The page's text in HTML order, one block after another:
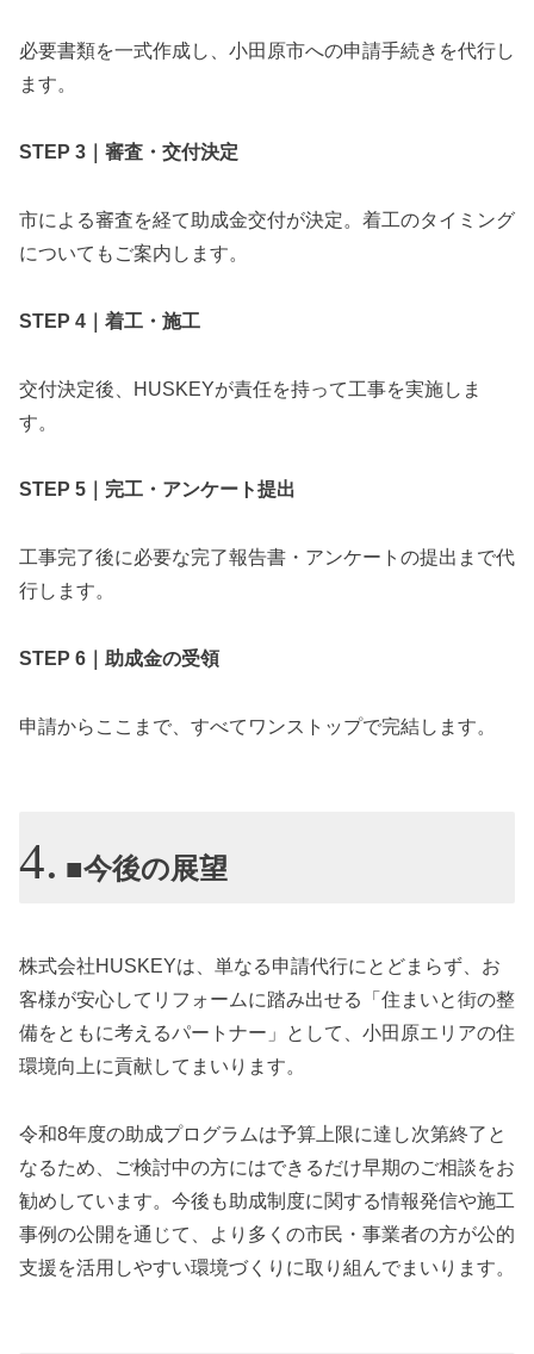
必要書類を一式作成し、小田原市への申請手続きを代行し
ます。
STEP 3｜審査・交付決定
市による審査を経て助成金交付が決定。着工のタイミング
についてもご案内します。
STEP 4｜着工・施工
交付決定後、HUSKEYが責任を持って工事を実施しま
す。
STEP 5｜完工・アンケート提出
工事完了後に必要な完了報告書・アンケートの提出まで代
行します。
STEP 6｜助成金の受領
申請からここまで、すべてワンストップで完結します。
■今後の展望
株式会社HUSKEYは、単なる申請代行にとどまらず、お
客様が安心してリフォームに踏み出せる「住まいと街の整
備をともに考えるパートナー」として、小田原エリアの住
環境向上に貢献してまいります。
令和8年度の助成プログラムは予算上限に達し次第終了と
なるため、ご検討中の方にはできるだけ早期のご相談をお
勧めしています。今後も助成制度に関する情報発信や施工
事例の公開を通じて、より多くの市民・事業者の方が公的
支援を活用しやすい環境づくりに取り組んでまいります。